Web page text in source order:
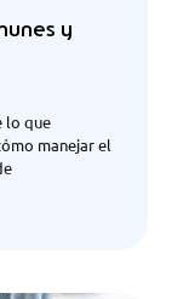
y
lo que
manejar el